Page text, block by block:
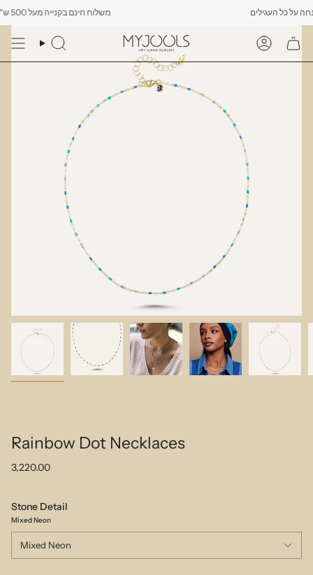
to
Search
Account
משלוח חינם בקנייה מעל 500 ש"ח -------- רק עד יום שישי הקרוב לפחות 10% הנחה על כל העגילים
Rainbow Dot Necklaces
3,220.00
Stone Detail
Mixed Neon
Mixed Neon